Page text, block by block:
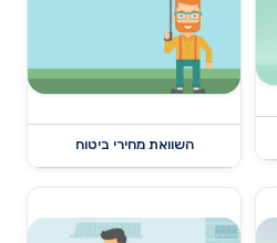
השוואת מחירי ביטוח